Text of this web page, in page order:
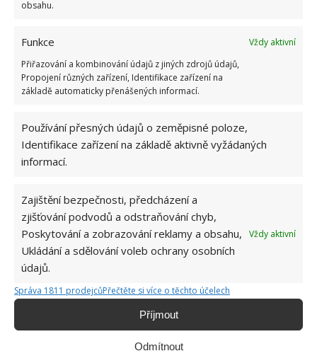
obsahu.
Funkce
Vždy aktivní
Přiřazování a kombinování údajů z jiných zdrojů údajů,
Propojení různých zařízení, Identifikace zařízení na
základě automaticky přenášených informací.
Používání přesných údajů o zeměpisné poloze,
Identifikace zařízení na základě aktivně vyžádaných
informací.
Zajištění bezpečnosti, předcházení a
zjišťování podvodů a odstraňování chyb,
Poskytování a zobrazování reklamy a obsahu,
Ukládání a sdělování voleb ochrany osobních
údajů.
Vždy aktivní
Správa 1811 prodejcůPřečtěte si více o těchto účelech
Příjmout
Odmítnout
Retro kvíz o oblíbených autech v dobách
socialismu: Tehdejší řidiči musí získat 10 z 10
bodů
ŽHAVÉ NOVINKY
Profesionální zahradnice vytvořila přehled
nejnebezpečnějších škůdců rostlin a postupy,
6.8.2026
Bohatá úroda rajčat nemusí být jen zbožným
přáním. Užijte si úspěšnou sklizeň již během